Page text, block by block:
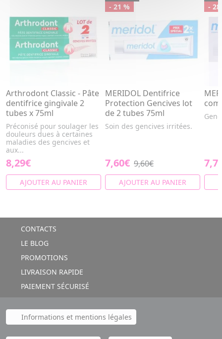
Arthrodont Classic - Pâte
dentifrice gingivale 2
tubes x 75ml
Préconisé pour soulager les
douleurs dues à certaines
maladies des gencives et
aux...
8,29€
AJOUTER AU PANIER
- 21 %
MERIDOL Dentifrice
Protection Gencives lot
de 2 tubes 75ml
Soin des gencives irritées.
7,60€ 9,60€
AJOUTER AU PANIER
-
CONTACTS
LE BLOG
PROMOTIONS
LIVRAISON RAPIDE
PAIEMENT SÉCURISÉ
Informations et mentions légales